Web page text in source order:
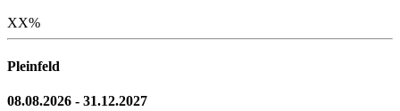
XX%
Pleinfeld
08.08.2026 - 31.12.2027